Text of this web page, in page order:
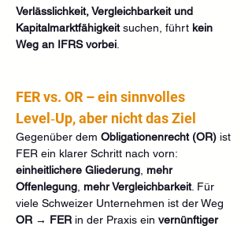
Verlässlichkeit, Vergleichbarkeit und
Kapitalmarktfähigkeit suchen, führt kein
Weg an IFRS vorbei
FER vs. OR – ein sinnvolles
Level‑Up, aber nicht das Ziel
Gegenüber dem Obligationenrecht (OR) ist
FER ein klarer Schritt nach vorn:
einheitlichere Gliederung mehr
Offenlegung mehr Vergleichbarkeit. Für
viele Schweizer Unternehmen ist der Weg
OR → FER in der Praxis ein vernünftiger